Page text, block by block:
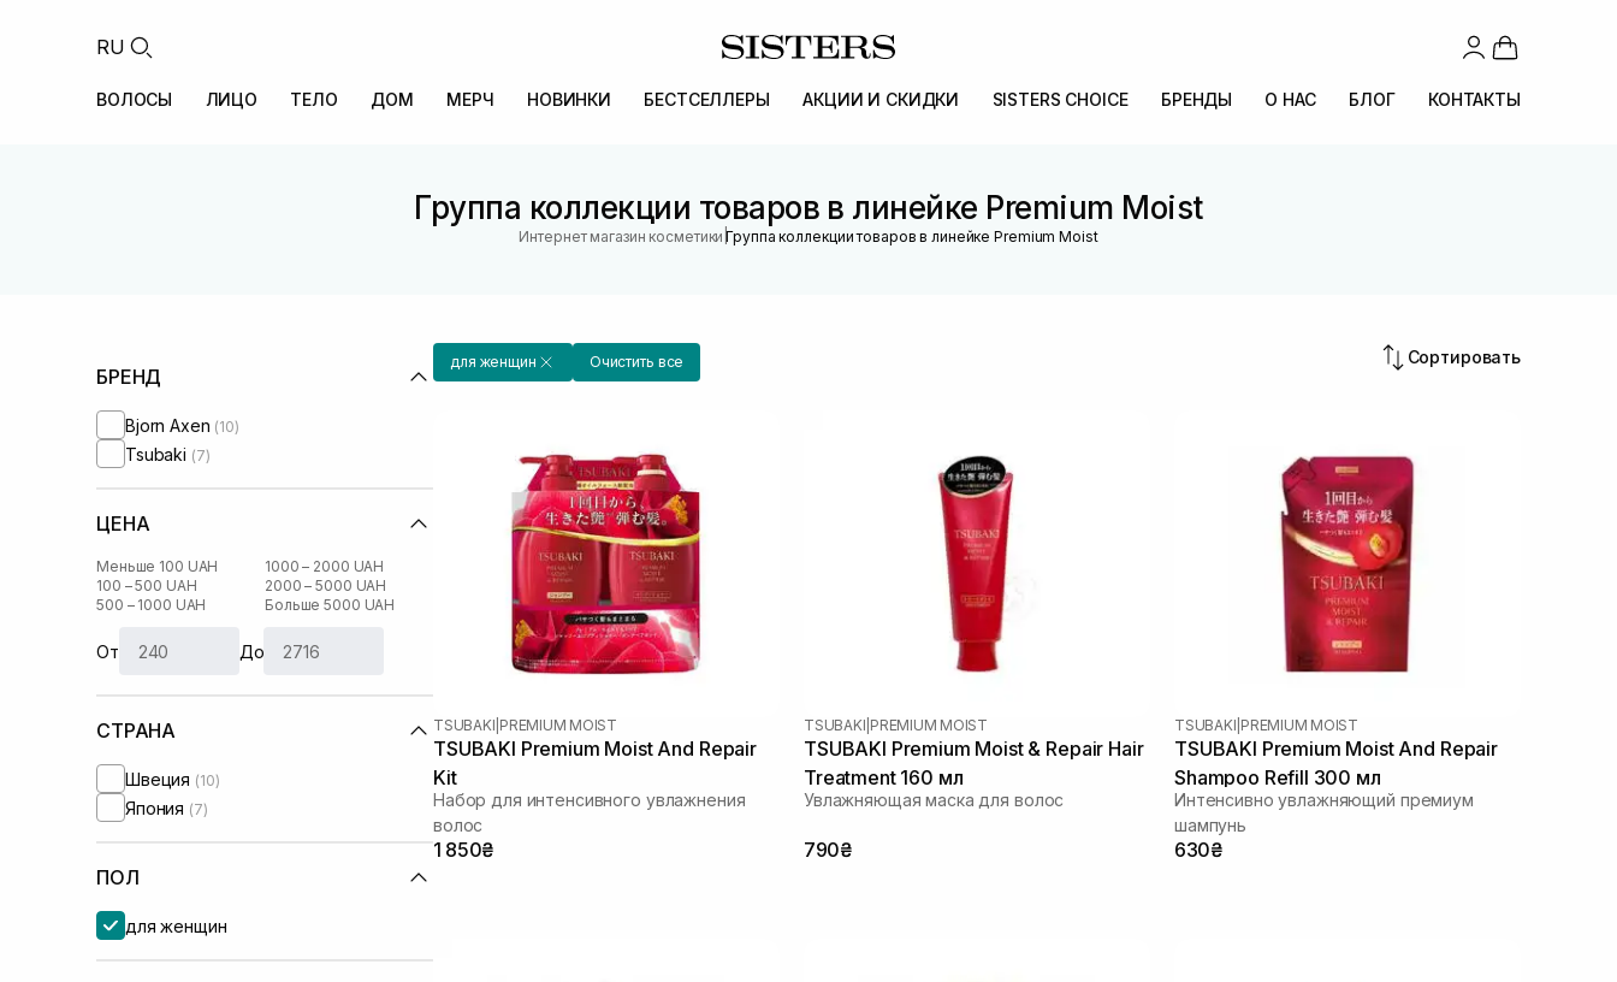
RU
ВОЛОСЫ ЛИЦО ТЕЛО ДОМ МЕРЧ НОВИНКИ БЕСТСЕЛЛЕРЫ АКЦИИ И СКИДКИ SISTERS CHOICE БРЕНДЫ О НАС БЛОГ КОНТАКТЫ
Группа коллекции товаров в линейке Premium Moist
Интернет магазин косметики |Группа коллекции товаров в линейке Premium Moist
БРЕНД
Bjorn Axen (10)
Tsubaki (7)
ЦЕНА
Меньше 100 UAH
100 – 500 UAH
500 – 1000 UAH
1000 – 2000 UAH
2000 – 5000 UAH
Больше 5000 UAH
От До
СТРАНА
Швеция (10)
Япония (7)
ПОЛ
для женщин
для женщин Очистить все Сортировать
TSUBAKI PREMIUM MOIST
TSUBAKI Premium Moist And Repair
Kit
Набор для интенсивного увлажнения
волос
1 850₴
TSUBAKI PREMIUM MOIST
TSUBAKI Premium Moist & Repair Hair
Treatment 160 мл
Увлажняющая маска для волос
790₴
TSUBAKI PREMIUM MOIST
TSUBAKI Premium Moist And Repair
Shampoo Refill 300 мл
Интенсивно увлажняющий премиум
шампунь
630₴